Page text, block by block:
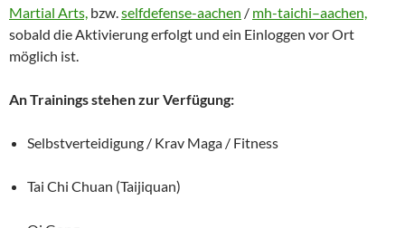
Martial Arts, bzw. selfdefense-aachen / mh-taichi–aachen,
sobald die Aktivierung erfolgt und ein Einloggen vor Ort
möglich ist.
An Trainings stehen zur Verfügung:
Selbstverteidigung / Krav Maga / Fitness
Tai Chi Chuan (Taijiquan)